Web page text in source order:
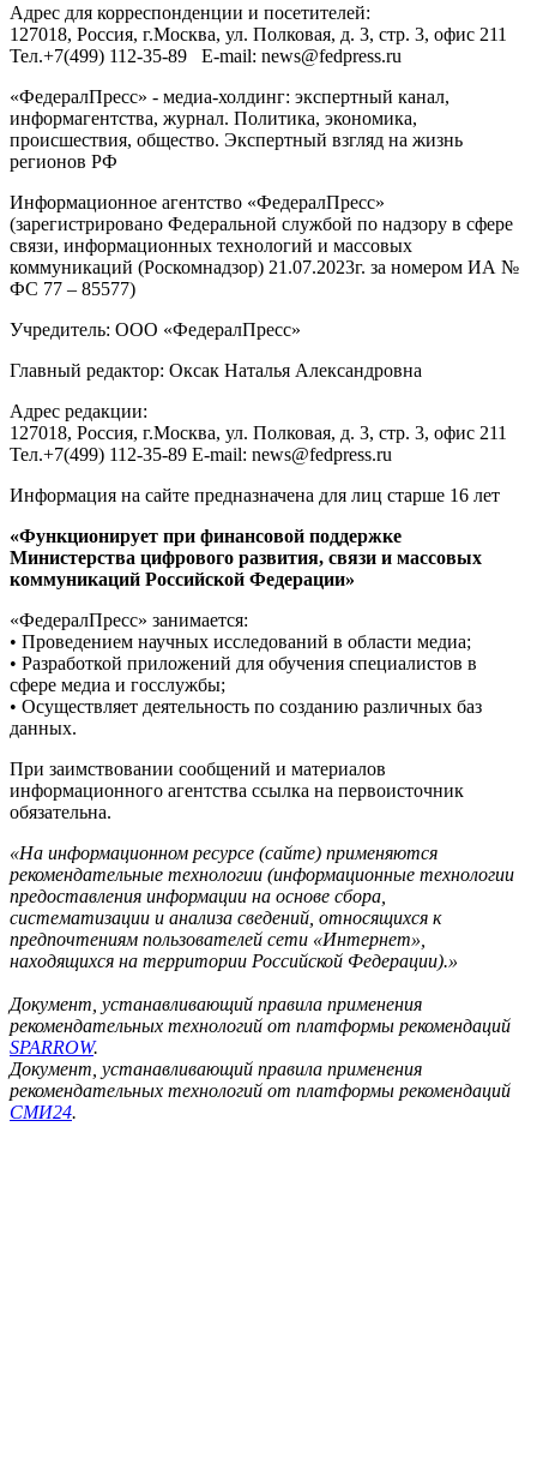
Адрес для корреспонденции и посетителей:
127018, Россия, г.Москва, ул. Полковая, д. 3, стр. 3, офис 211
Тел.+7(499) 112-35-89 E-mail: news@fedpress.ru
«ФедералПресс» - медиа-холдинг: экспертный канал,
информагентства, журнал. Политика, экономика,
происшествия, общество. Экспертный взгляд на жизнь
регионов РФ
Информационное агентство «ФедералПресс»
(зарегистрировано Федеральной службой по надзору в сфере
связи, информационных технологий и массовых
коммуникаций (Роскомнадзор) 21.07.2023г. за номером ИА №
ФС 77 – 85577)
Учредитель: ООО «ФедералПресс»
Главный редактор: Оксак Наталья Александровна
Адрес редакции:
127018, Россия, г.Москва, ул. Полковая, д. 3, стр. 3, офис 211
Тел.+7(499) 112-35-89 E-mail: news@fedpress.ru
Информация на сайте предназначена для лиц старше 16 лет
«Функционирует при финансовой поддержке
Министерства цифрового развития, связи и массовых
коммуникаций Российской Федерации»
«ФедералПресс» занимается:
• Проведением научных исследований в области медиа;
• Разработкой приложений для обучения специалистов в
сфере медиа и госслужбы;
• Осуществляет деятельность по созданию различных баз
данных.
При заимствовании сообщений и материалов
информационного агентства ссылка на первоисточник
обязательна.
«На информационном ресурсе (сайте) применяются
рекомендательные технологии (информационные технологии
предоставления информации на основе сбора,
систематизации и анализа сведений, относящихся к
предпочтениям пользователей сети «Интернет»,
находящихся на территории Российской Федерации).»
Документ, устанавливающий правила применения
рекомендательных технологий от платформы рекомендаций
SPARROW.
Документ, устанавливающий правила применения
рекомендательных технологий от платформы рекомендаций
СМИ24.